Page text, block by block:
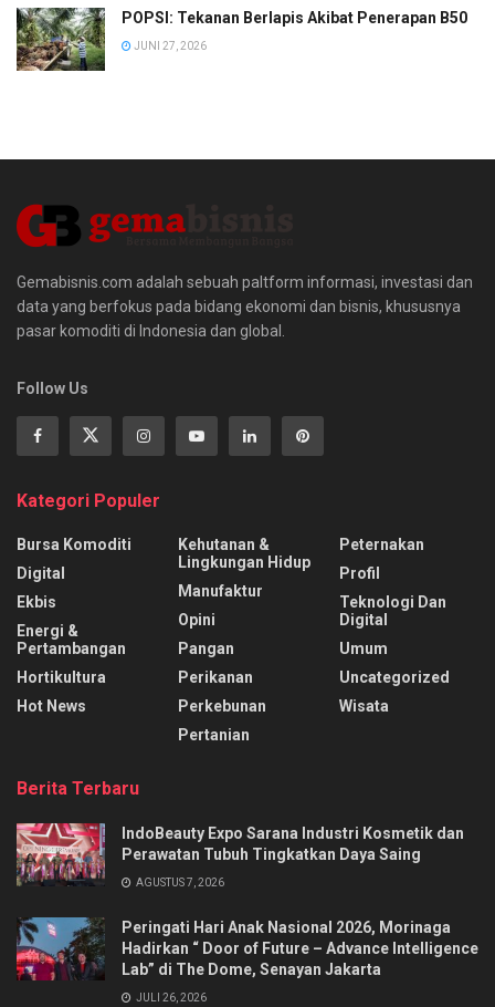
POPSI: Tekanan Berlapis Akibat Penerapan B50
JUNI 27, 2026
Gemabisnis.com adalah sebuah paltform informasi, investasi dan
data yang berfokus pada bidang ekonomi dan bisnis, khususnya
pasar komoditi di Indonesia dan global.
Follow Us
Kategori Populer
Bursa Komoditi
Digital
Ekbis
Energi &
Pertambangan
Hortikultura
Hot News
Kehutanan &
Lingkungan Hidup
Manufaktur
Opini
Pangan
Perikanan
Perkebunan
Pertanian
Peternakan
Profil
Teknologi Dan
Digital
Umum
Uncategorized
Wisata
Berita Terbaru
IndoBeauty Expo Sarana Industri Kosmetik dan
Perawatan Tubuh Tingkatkan Daya Saing
AGUSTUS 7, 2026
Peringati Hari Anak Nasional 2026, Morinaga
Hadirkan “ Door of Future – Advance Intelligence
Lab” di The Dome, Senayan Jakarta
JULI 26, 2026